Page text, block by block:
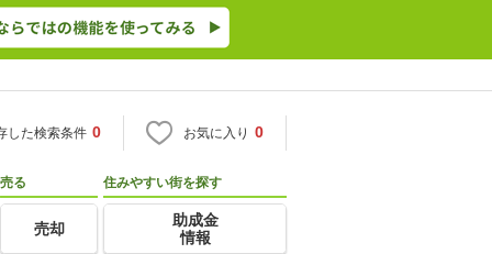
した検索条件 0 お気に入り 0
売る
売却
住みやすい街を探す
助成金
情報